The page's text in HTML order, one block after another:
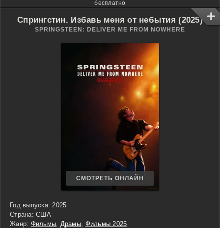
бесплатно
Спрингстин. Избавь меня от небытия (2025)
SPRINGSTEEN: DELIVER ME FROM NOWHERE
СМОТРЕТЬ ОНЛАЙН
Год выпуска: 2025
Страна: США
Жанр: Фильмы Драмы, Фильмы 2025